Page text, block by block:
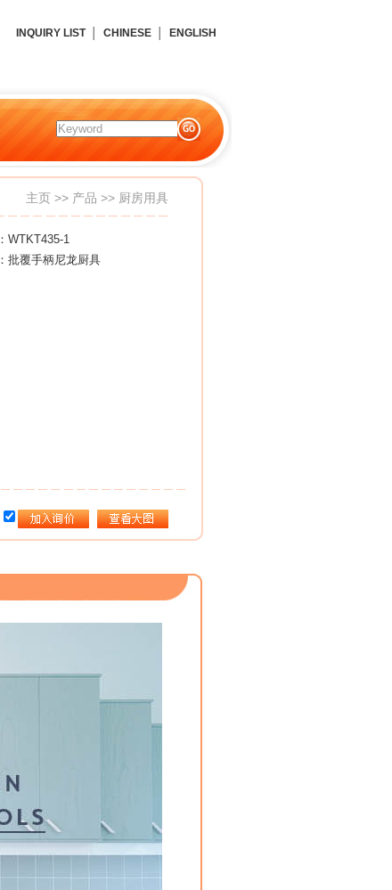
INQUIRY LIST│ CHINESE ENGLISH
主页 >> 产品 >> 厨房用具
：WTKT435-1
：批覆手柄尼龙厨具